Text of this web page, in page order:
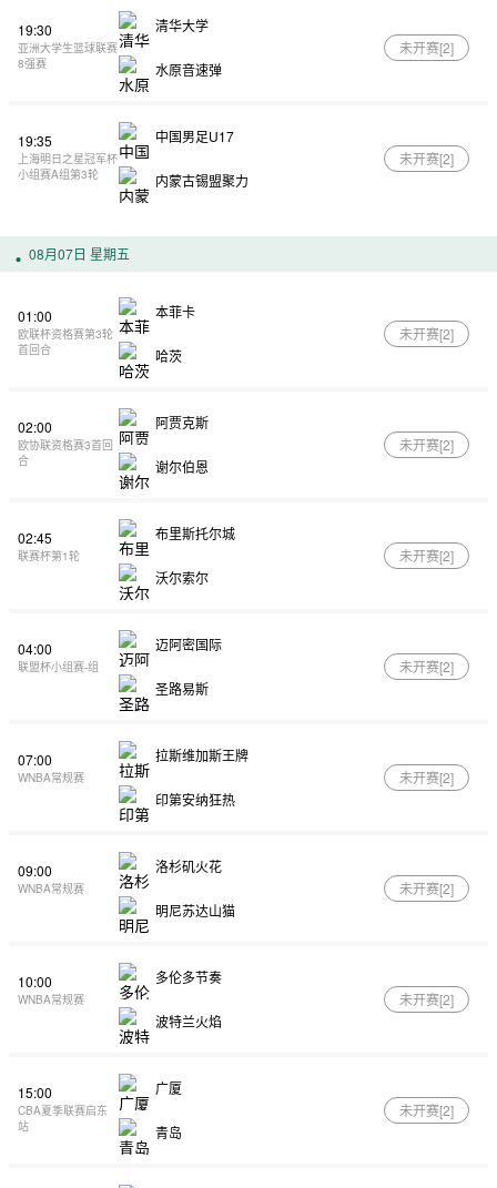
19:30
亚洲大学生篮球联赛
8强赛
清华大学
水原音速弹
未开赛[2]
19:35
上海明日之星冠军杯
小组赛A组第3轮
中国男足U17
内蒙古锡盟聚力
未开赛[2]
08月07日 星期五
01:00
欧联杯资格赛第3轮
首回合
本菲卡
哈茨
未开赛[2]
02:00
欧协联资格赛3首回
合
阿贾克斯
谢尔伯恩
未开赛[2]
02:45
联赛杯第1轮
布里斯托尔城
沃尔索尔
未开赛[2]
04:00
联盟杯小组赛-组
迈阿密国际
圣路易斯
未开赛[2]
07:00
WNBA常规赛
拉斯维加斯王牌
印第安纳狂热
未开赛[2]
09:00
WNBA常规赛
洛杉矶火花
明尼苏达山猫
未开赛[2]
10:00
WNBA常规赛
多伦多节奏
波特兰火焰
未开赛[2]
15:00
CBA夏季联赛启东
站
广厦
青岛
未开赛[2]